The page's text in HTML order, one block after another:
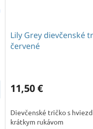
Lily Grey dievčenské
červené
produktu
z
5
11,50 €
Dievčenské tričko s
krátkym rukávom